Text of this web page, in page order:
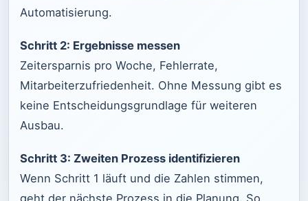
Automatisierung.
Schritt 2: Ergebnisse messen
Zeitersparnis pro Woche, Fehlerrate,
Mitarbeiterzufriedenheit. Ohne Messung gibt es
keine Entscheidungsgrundlage für weiteren
Ausbau.
Schritt 3: Zweiten Prozess identifizieren
Wenn Schritt 1 läuft und die Zahlen stimmen,